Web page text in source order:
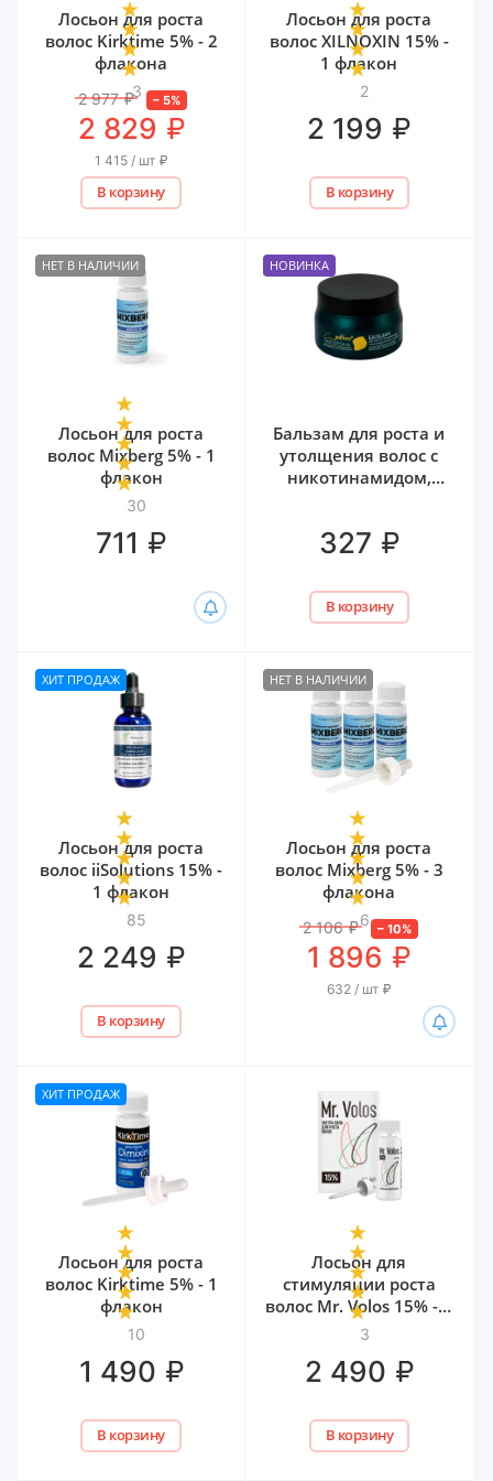
3
Лосьон для роста
волос Kirktime 5% - 2
флакона
2 977 ₽ –5%
2 829 ₽
1 415 / шт ₽
В корзину
2
Лосьон для роста
волос XILNOXIN 15% -
1 флакон
2 199 ₽
В корзину
НЕТ В НАЛИЧИИ
30
Лосьон для роста
волос Mixberg 5% - 1
флакон
711 ₽
НОВИНКА
Бальзам для роста и
утолщения волос с
никотинамидом,
300 мл
327 ₽
В корзину
ХИТ ПРОДАЖ
85
Лосьон для роста
волос iiSolutions 15% -
1 флакон
2 249 ₽
В корзину
НЕТ В НАЛИЧИИ
6
Лосьон для роста
волос Mixberg 5% - 3
флакона
2 106 ₽ –10%
1 896 ₽
632 / шт ₽
ХИТ ПРОДАЖ
10
Лосьон для роста
волос Kirktime 5% - 1
флакон
1 490 ₽
В корзину
3
Лосьон для
стимуляции роста
волос Mr. Volos 15% - 1
флакон
2 490 ₽
В корзину